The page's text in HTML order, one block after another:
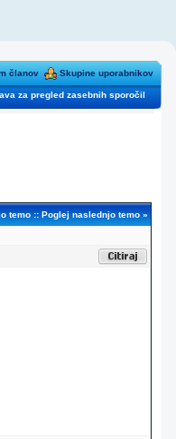
članov Skupine uporabnikov
za pregled zasebnih sporočil
temo :: Poglej naslednjo temo »